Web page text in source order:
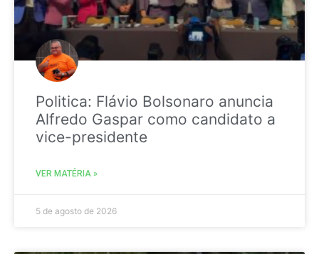
Politica: Flávio Bolsonaro anuncia
Alfredo Gaspar como candidato a
vice-presidente
VER MATÉRIA »
5 de agosto de 2026